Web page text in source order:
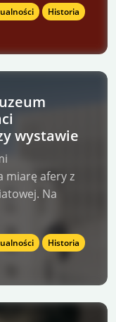
Historia
wystawie
miarę afery z
Na
Historia